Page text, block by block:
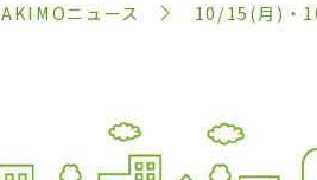
AKIMOニュース 10/15(月)・